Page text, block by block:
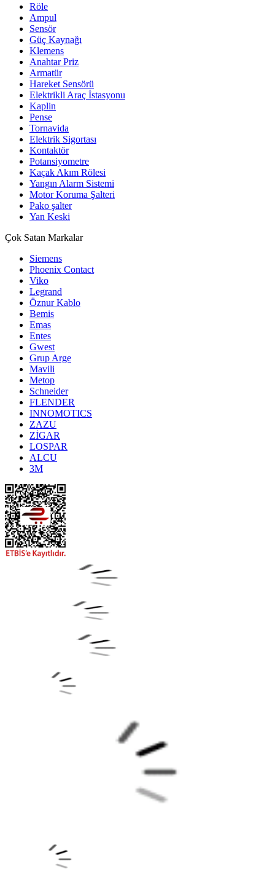
Röle
Ampul
Sensör
Güç Kaynağı
Klemens
Anahtar Priz
Armatür
Hareket Sensörü
Elektrikli Araç İstasyonu
Kaplin
Pense
Tornavida
Elektrik Sigortası
Kontaktör
Potansiyometre
Kaçak Akım Rölesi
Yangın Alarm Sistemi
Motor Koruma Şalteri
Pako şalter
Yan Keski
Çok Satan Markalar
Siemens
Phoenix Contact
Viko
Legrand
Öznur Kablo
Bemis
Emas
Entes
Gwest
Grup Arge
Mavili
Metop
Schneider
FLENDER
INNOMOTICS
ZAZU
ZİGAR
LOSPAR
ALCU
3M